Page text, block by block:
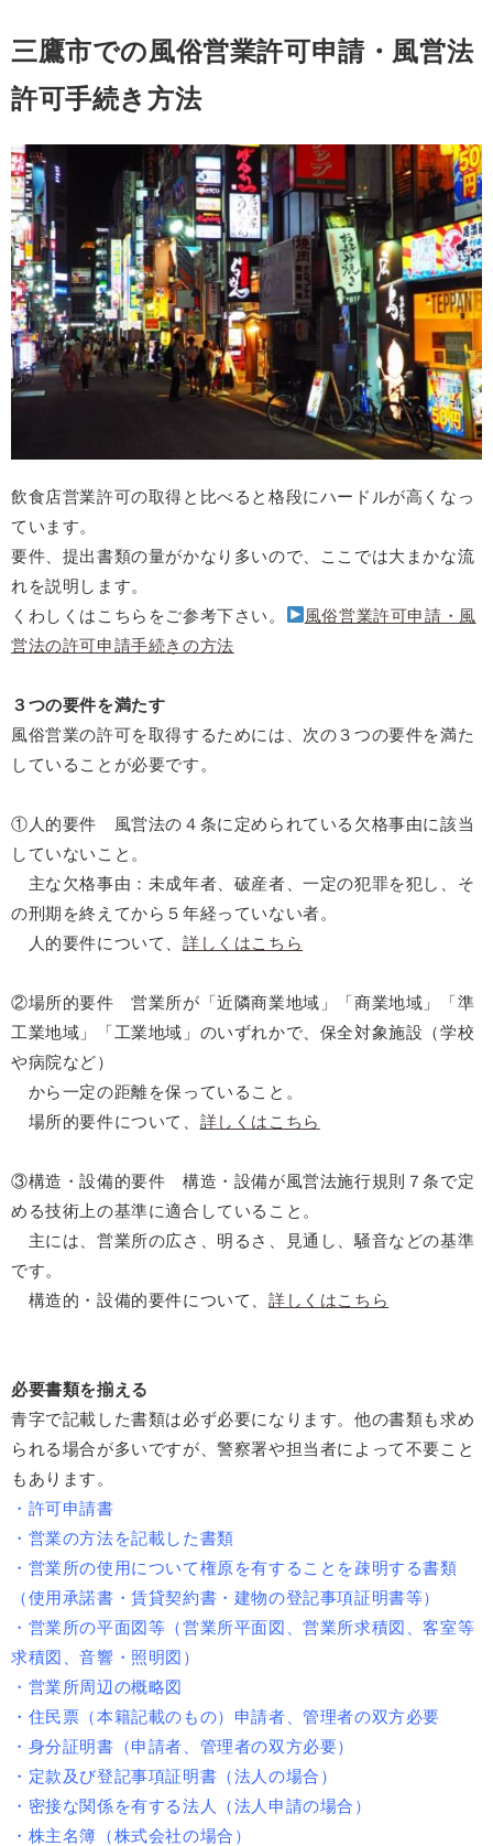
三鷹市での風俗営業許可申請・風営法
許可手続き方法
飲食店営業許可の取得と比べると格段にハードルが高くなっ
ています。
要件、提出書類の量がかなり多いので、ここでは大まかな流
れを説明します。
くわしくはこちらをご参考下さい。
風俗営業許可申請・風
営法の許可申請手続きの方法
３つの要件を満たす
風俗営業の許可を取得するためには、次の３つの要件を満た
していることが必要です。
①人的要件 風営法の４条に定められている欠格事由に該当
していないこと。
主な欠格事由：未成年者、破産者、一定の犯罪を犯し、そ
の刑期を終えてから５年経っていない者。
人的要件について、 詳しくはこちら
②場所的要件 営業所が「近隣商業地域」「商業地域」「準
工業地域」「工業地域」のいずれかで、保全対象施設（学校
や病院など）
から一定の距離を保っていること。
場所的要件について、 詳しくはこちら
③構造・設備的要件 構造・設備が風営法施行規則７条で定
める技術上の基準に適合していること。
主には、営業所の広さ、明るさ、見通し、騒音などの基準
です。
構造的・設備的要件について、 詳しくはこちら
必要書類を揃える
青字で記載した書類は必ず必要になります。他の書類も求め
られる場合が多いですが、警察署や担当者によって不要こと
もあります。
・許可申請書
・営業の方法を記載した書類
・営業所の使用について権原を有することを疎明する書類
（使用承諾書・賃貸契約書・建物の登記事項証明書等）
・営業所の平面図等（営業所平面図、営業所求積図、客室等
求積図、音響・照明図）
・営業所周辺の概略図
・住民票（本籍記載のもの）申請者、管理者の双方必要
・身分証明書（申請者、管理者の双方必要）
・定款及び登記事項証明書（法人の場合）
・密接な関係を有する法人（法人申請の場合）
・株主名簿（株式会社の場合）